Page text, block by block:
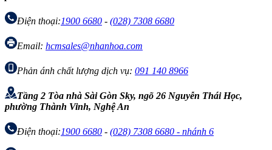
Điện thoại:1900 6680 - (028) 7308 6680
Email: hcmsales@nhanhoa.com
Phản ánh chất lượng dịch vụ: 091 140 8966
Tầng 2 Tòa nhà Sài Gòn Sky, ngõ 26 Nguyễn Thái Học,
phường Thành Vinh, Nghệ An
Điện thoại:1900 6680 - (028) 7308 6680 - nhánh 6